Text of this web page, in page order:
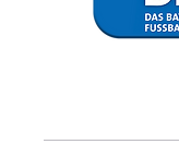
- VfB